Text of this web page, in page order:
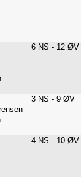
6 NS - 12 ØV
3 NS - 9 ØV
4 NS - 10 ØV